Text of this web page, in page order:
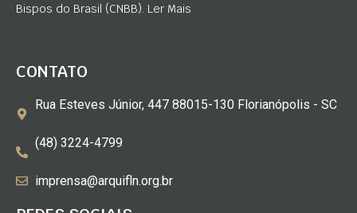
Bispos do Brasil (CNBB). Ler Mais
CONTATO
Rua Esteves Júnior, 447 88015-130 Florianópolis - SC
(48) 3224-4799
imprensa@arquifln.org.br